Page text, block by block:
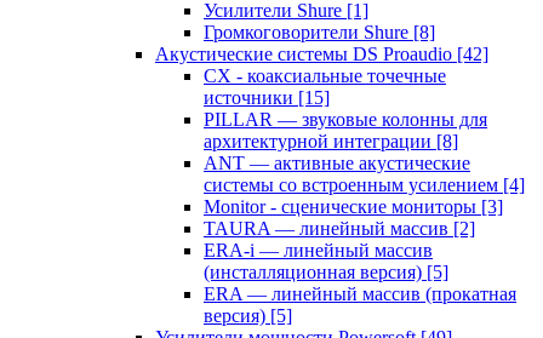
Усилители Shure [1]
Громкоговорители Shure [8]
Акустические системы DS Proaudio [42]
CX - коаксиальные точечные
источники [15]
PILLAR — звуковые колонны для
архитектурной интеграции [8]
ANT — активные акустические
системы со встроенным усилением [4]
Monitor - сценические мониторы [3]
TAURA — линейный массив [2]
ERA-i — линейный массив
(инсталляционная версия) [5]
ERA — линейный массив (прокатная
версия) [5]